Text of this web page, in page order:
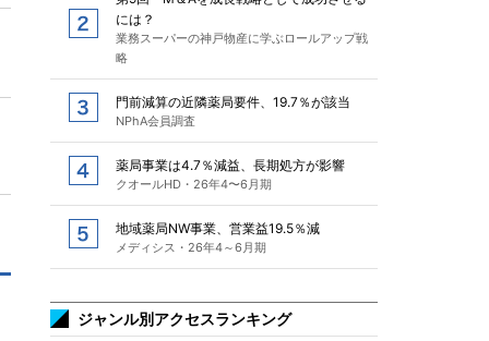
には？
業務スーパーの神戸物産に学ぶロールアップ戦
略
門前減算の近隣薬局要件、19.7％が該当
NPhA会員調査
薬局事業は4.7％減益、長期処方が影響
クオールHD・26年4〜6月期
地域薬局NW事業、営業益19.5％減
メディシス・26年4～6月期
ジャンル別アクセスランキング